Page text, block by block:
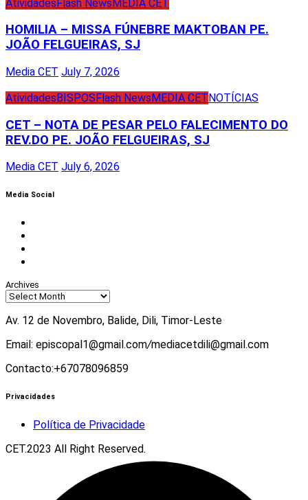
AtividadesFlash NewsMEDIA CET
HOMILIA – MISSA FÚNEBRE MAKTOBAN PE.
JOÃO FELGUEIRAS, SJ
Media CET July 7, 2026
AtividadesBISPOSFlash NewsMEDIA CETNOTÍCIAS
CET – NOTA DE PESAR PELO FALECIMENTO DO
REV.DO PE. JOÃO FELGUEIRAS, SJ
Media CET July 6, 2026
Media Social
Archives
Av. 12 de Novembro, Balide, Dili, Timor-Leste
Email: episcopal1@gmail.com/mediacetdili@gmail.com
Contacto:+67078096859
Privacidades
Política de Privacidade
CET.2023 All Right Reserved.